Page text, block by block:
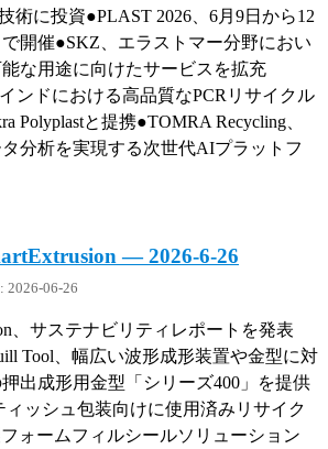
術に投資●PLAST 2026、6月9日から12
開催●SKZ、エラストマー分野におい
な用途に向けたサービスを拡充
インドにおける高品質なPCRリサイクル
Polyplastと提携●TOMRA Recycling、
分析を実現する次世代AIプラットフ
— 2026-6-26
2026-06-26
、サステナビリティレポートを発表
Tool、幅広い波形成形装置や金型に対
出成形用金型「シリーズ400」を提供
ィッシュ包装向けに使用済みリサイク
ォームフィルシールソリューション